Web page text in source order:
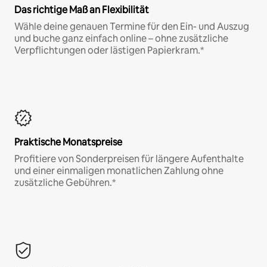
Das richtige Maß an Flexibilität
Wähle deine genauen Termine für den Ein- und Auszug
und buche ganz einfach online – ohne zusätzliche
Verpflichtungen oder lästigen Papierkram.*
Praktische Monatspreise
Profitiere von Sonderpreisen für längere Aufenthalte
und einer einmaligen monatlichen Zahlung ohne
zusätzliche Gebühren.*